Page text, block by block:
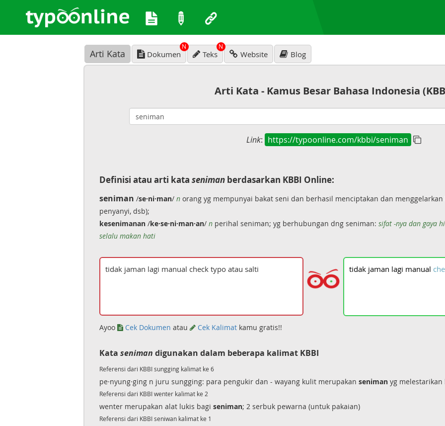
Arti Kata Dokumen
N
Teks
N
Website Blog
Arti Kata - Kamus Besar Bahasa Indonesia
Link: https://typoonline.com/kbbi/seniman
Definisi atau arti kata senimanberdasarkan KBBI Online:
seniman /se·ni·man/ norang yg mempunyai bakat seni dan berhasil menciptakan dan menggelarkan
penyanyi, dsb);
kesenimanan/ke·se·ni·man·an/ nperihal seniman; yg berhubungan dng seniman: sifat -nya dan gaya
selalu makan hati
tidak jaman lagi manual
Ayoo Cek Dokumen atau Cek Kalimatkamu gratis!!
Kata seniman digunakan dalam beberapa kalimat KBBI
Referensi dari KBBI sungging kalimat ke 6
pe·nyung·ging n juru sungging: para pengukir dan - wayang kulit merupakan senimanyg melestarikan
Referensi dari KBBI wenter kalimat ke 2
wenter merupakan alat lukis bagi seniman; 2 serbuk pewarna (untuk pakaian)
Referensi dari KBBI seniwan kalimat ke 1